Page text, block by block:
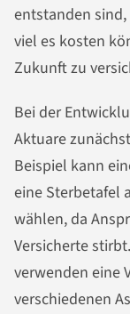
entstanden
viel es kosten
Zukunft zu
Bei der
Aktuare
Beispiel kann
eine Sterbetafel
wählen, da
Versicherte
verwenden eine
verschiedenen